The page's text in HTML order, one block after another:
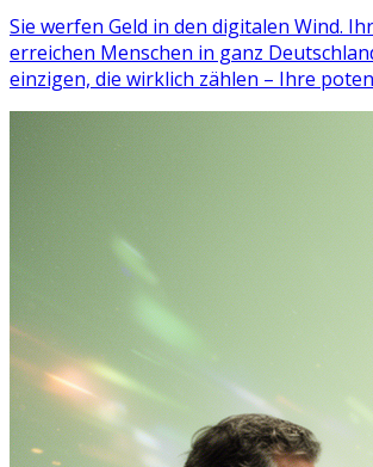
Sie werfen Geld in den digitalen Wind.
erreichen Menschen in ganz
einzigen, die wirklich zählen – Ihre